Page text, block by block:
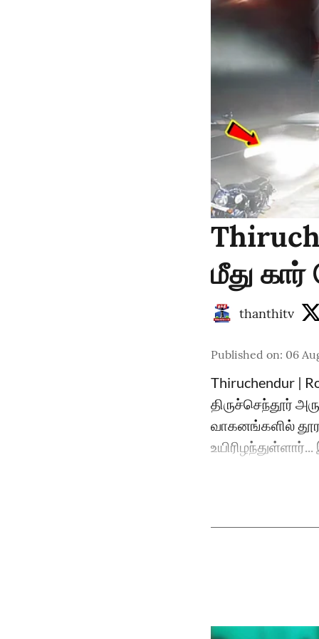
மீது கார்
thanthitv
Published on: 06
Thiruchendur |
திருச்செந்தூர்
வாகனங்களில்